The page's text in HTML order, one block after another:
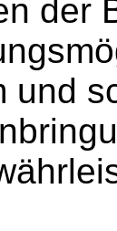
der
und